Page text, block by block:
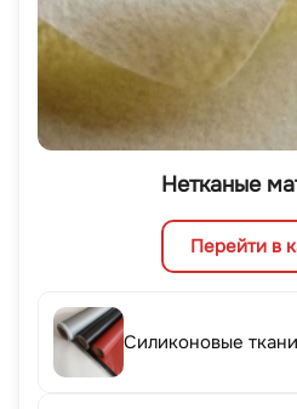
Нетканые
Перейти в
Силиконовые ткани